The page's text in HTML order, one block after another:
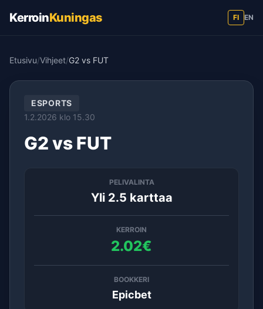
KerroinKuningas FI EN
Etusivu/Vihjeet/G2 vs FUT
ESPORTS
1.2.2026 klo 15.30
G2 vs FUT
PELIVALINTA
Yli 2.5 karttaa
KERROIN
2.02€
BOOKKERI
Epicbet